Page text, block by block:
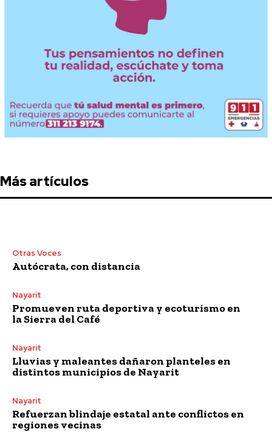
Más artículos
Otras Voces
Autócrata, con distancia
Nayarit
Promueven ruta deportiva y ecoturismo en
la Sierra del Café
Nayarit
Lluvias y maleantes dañaron planteles en
distintos municipios de Nayarit
Nayarit
Refuerzan blindaje estatal ante conflictos en
regiones vecinas